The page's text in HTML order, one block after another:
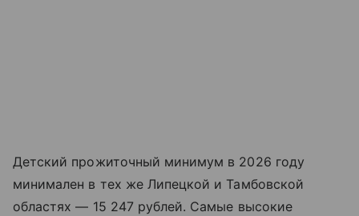
Детский прожиточный минимум в 2026 году
минимален в тех же Липецкой и Тамбовской
областях — 15 247 рублей. Самые высокие